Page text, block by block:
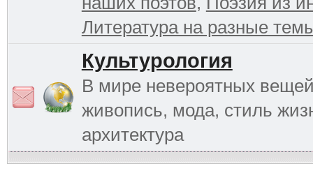
Литература на разные
Культурология
В мире невероятных
живопись, мода, стиль
архитектура